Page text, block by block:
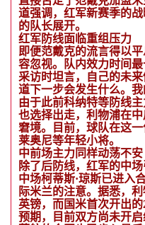
道强调，红军新赛季的
的队长展开。
红军防线面临重组压力
即便范戴克的流言得以
容忽视。队内效力时间
采访时坦言，自己的未
道下一步会发生什么。
由于此前科纳特等防线
也选择出走，利物浦在
窘境。目前，球队在这
莱奥尼等年轻小将。
中前场主力同样动荡不安
除了后防线，红军的中
中场柯蒂斯·琼斯已进入
际米兰的注意。据悉，
英镑，而国米首次开出
预期，目前双方尚未开